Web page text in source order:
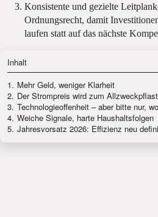
Konsistente und gezielte
Ordnungsrecht, damit
laufen statt auf das nächste
Inhalt
1. Mehr Geld, weniger Klarheit
2. Der Strompreis wird zum
3. Technologieoffenheit – aber bitte nur,
4. Weiche Signale, harte Haushaltsfolgen
5. Jahresvorsatz 2026: Effizienz neu